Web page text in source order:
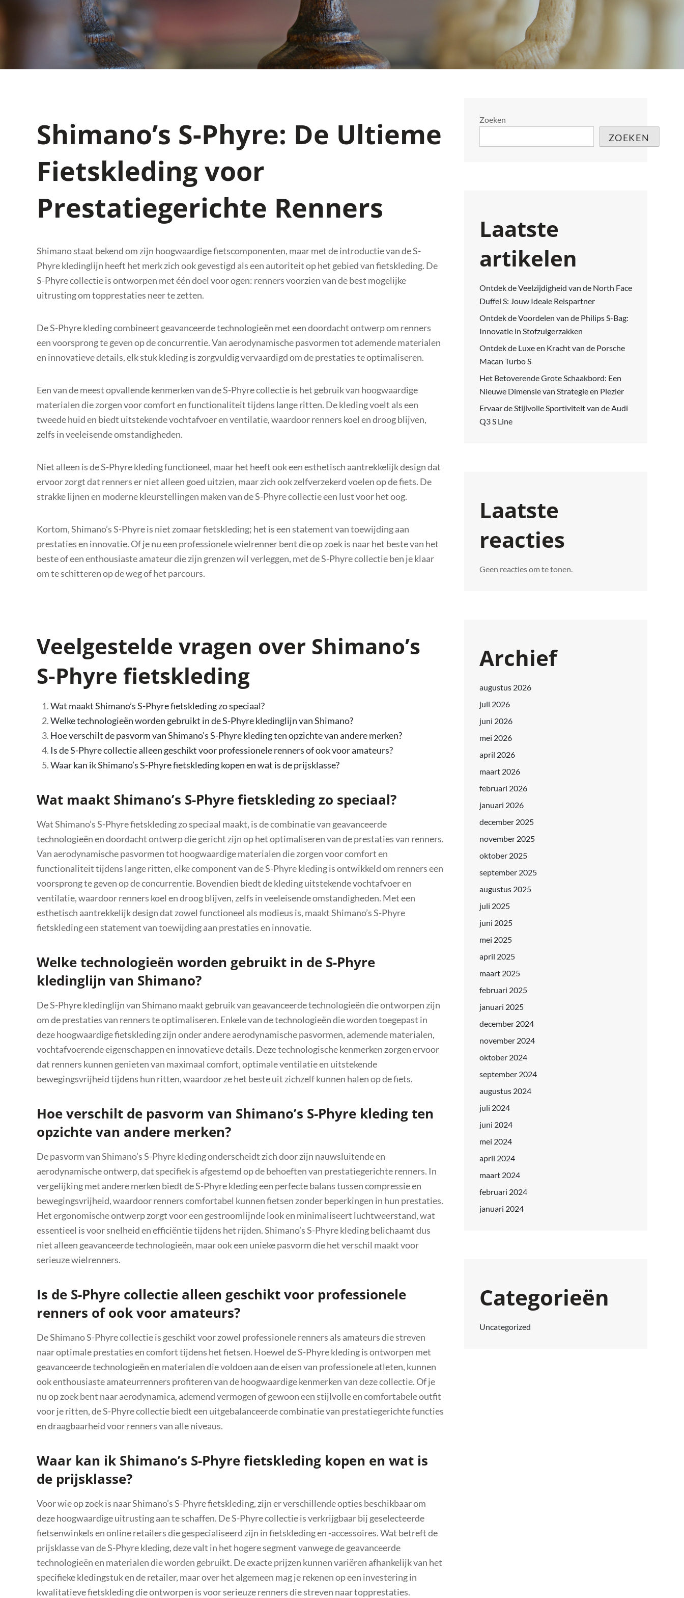
Shimano’s S-Phyre: De Ultieme
Fietskleding voor
Prestatiegerichte Renners
Shimano staat bekend om zijn hoogwaardige fietscomponenten, maar met de introductie van de S-
Phyre kledinglijn heeft het merk zich ook gevestigd als een autoriteit op het gebied van fietskleding. De
S-Phyre collectie is ontworpen met één doel voor ogen: renners voorzien van de best mogelijke
uitrusting om topprestaties neer te zetten.
De S-Phyre kleding combineert geavanceerde technologieën met een doordacht ontwerp om renners
een voorsprong te geven op de concurrentie. Van aerodynamische pasvormen tot ademende materialen
en innovatieve details, elk stuk kleding is zorgvuldig vervaardigd om de prestaties te optimaliseren.
Een van de meest opvallende kenmerken van de S-Phyre collectie is het gebruik van hoogwaardige
materialen die zorgen voor comfort en functionaliteit tijdens lange ritten. De kleding voelt als een
tweede huid en biedt uitstekende vochtafvoer en ventilatie, waardoor renners koel en droog blijven,
zelfs in veeleisende omstandigheden.
Niet alleen is de S-Phyre kleding functioneel, maar het heeft ook een esthetisch aantrekkelijk design dat
ervoor zorgt dat renners er niet alleen goed uitzien, maar zich ook zelfverzekerd voelen op de fiets. De
strakke lijnen en moderne kleurstellingen maken van de S-Phyre collectie een lust voor het oog.
Kortom, Shimano’s S-Phyre is niet zomaar fietskleding; het is een statement van toewijding aan
prestaties en innovatie. Of je nu een professionele wielrenner bent die op zoek is naar het beste van het
beste of een enthousiaste amateur die zijn grenzen wil verleggen, met de S-Phyre collectie ben je klaar
om te schitteren op de weg of het parcours.
Veelgestelde vragen over Shimano’s
S-Phyre fietskleding
Wat maakt Shimano’s S-Phyre fietskleding zo speciaal?
Welke technologieën worden gebruikt in de S-Phyre kledinglijn van Shimano?
Hoe verschilt de pasvorm van Shimano’s S-Phyre kleding ten opzichte van andere merken?
Is de S-Phyre collectie alleen geschikt voor professionele renners of ook voor amateurs?
Waar kan ik Shimano’s S-Phyre fietskleding kopen en wat is de prijsklasse?
Wat maakt Shimano’s S-Phyre fietskleding zo speciaal?
Wat Shimano’s S-Phyre fietskleding zo speciaal maakt, is de combinatie van geavanceerde
technologieën en doordacht ontwerp die gericht zijn op het optimaliseren van de prestaties van renners.
Van aerodynamische pasvormen tot hoogwaardige materialen die zorgen voor comfort en
functionaliteit tijdens lange ritten, elke component van de S-Phyre kleding is ontwikkeld om renners een
voorsprong te geven op de concurrentie. Bovendien biedt de kleding uitstekende vochtafvoer en
ventilatie, waardoor renners koel en droog blijven, zelfs in veeleisende omstandigheden. Met een
esthetisch aantrekkelijk design dat zowel functioneel als modieus is, maakt Shimano’s S-Phyre
fietskleding een statement van toewijding aan prestaties en innovatie.
Welke technologieën worden gebruikt in de S-Phyre
kledinglijn van Shimano?
De S-Phyre kledinglijn van Shimano maakt gebruik van geavanceerde technologieën die ontworpen zijn
om de prestaties van renners te optimaliseren. Enkele van de technologieën die worden toegepast in
deze hoogwaardige fietskleding zijn onder andere aerodynamische pasvormen, ademende materialen,
vochtafvoerende eigenschappen en innovatieve details. Deze technologische kenmerken zorgen ervoor
dat renners kunnen genieten van maximaal comfort, optimale ventilatie en uitstekende
bewegingsvrijheid tijdens hun ritten, waardoor ze het beste uit zichzelf kunnen halen op de fiets.
Hoe verschilt de pasvorm van Shimano’s S-Phyre kleding ten
opzichte van andere merken?
De pasvorm van Shimano’s S-Phyre kleding onderscheidt zich door zijn nauwsluitende en
aerodynamische ontwerp, dat specifiek is afgestemd op de behoeften van prestatiegerichte renners. In
vergelijking met andere merken biedt de S-Phyre kleding een perfecte balans tussen compressie en
bewegingsvrijheid, waardoor renners comfortabel kunnen fietsen zonder beperkingen in hun prestaties.
Het ergonomische ontwerp zorgt voor een gestroomlijnde look en minimaliseert luchtweerstand, wat
essentieel is voor snelheid en efficiëntie tijdens het rijden. Shimano’s S-Phyre kleding belichaamt dus
niet alleen geavanceerde technologieën, maar ook een unieke pasvorm die het verschil maakt voor
serieuze wielrenners.
Is de S-Phyre collectie alleen geschikt voor professionele
renners of ook voor amateurs?
De Shimano S-Phyre collectie is geschikt voor zowel professionele renners als amateurs die streven
naar optimale prestaties en comfort tijdens het fietsen. Hoewel de S-Phyre kleding is ontworpen met
geavanceerde technologieën en materialen die voldoen aan de eisen van professionele atleten, kunnen
ook enthousiaste amateurrenners profiteren van de hoogwaardige kenmerken van deze collectie. Of je
nu op zoek bent naar aerodynamica, ademend vermogen of gewoon een stijlvolle en comfortabele outfit
voor je ritten, de S-Phyre collectie biedt een uitgebalanceerde combinatie van prestatiegerichte functies
en draagbaarheid voor renners van alle niveaus.
Waar kan ik Shimano’s S-Phyre fietskleding kopen en wat is
de prijsklasse?
Voor wie op zoek is naar Shimano’s S-Phyre fietskleding, zijn er verschillende opties beschikbaar om
deze hoogwaardige uitrusting aan te schaffen. De S-Phyre collectie is verkrijgbaar bij geselecteerde
fietsenwinkels en online retailers die gespecialiseerd zijn in fietskleding en -accessoires. Wat betreft de
prijsklasse van de S-Phyre kleding, deze valt in het hogere segment vanwege de geavanceerde
technologieën en materialen die worden gebruikt. De exacte prijzen kunnen variëren afhankelijk van het
specifieke kledingstuk en de retailer, maar over het algemeen mag je rekenen op een investering in
kwalitatieve fietskleding die ontworpen is voor serieuze renners die streven naar topprestaties.
Zoeken
ZOEKEN
Laatste
artikelen
Ontdek de Veelzijdigheid van de North Face
Duffel S: Jouw Ideale Reispartner
Ontdek de Voordelen van de Philips S-Bag:
Innovatie in Stofzuigerzakken
Ontdek de Luxe en Kracht van de Porsche
Macan Turbo S
Het Betoverende Grote Schaakbord: Een
Nieuwe Dimensie van Strategie en Plezier
Ervaar de Stijlvolle Sportiviteit van de Audi
Q3 S Line
Laatste
reacties
Geen reacties om te tonen.
Archief
augustus 2026
juli 2026
juni 2026
mei 2026
april 2026
maart 2026
februari 2026
januari 2026
december 2025
november 2025
oktober 2025
september 2025
augustus 2025
juli 2025
juni 2025
mei 2025
april 2025
maart 2025
februari 2025
januari 2025
december 2024
november 2024
oktober 2024
september 2024
augustus 2024
juli 2024
juni 2024
mei 2024
april 2024
maart 2024
februari 2024
januari 2024
Categorieën
Uncategorized